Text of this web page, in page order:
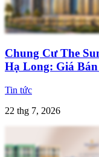
Chung Cư The
Hạ Long: Giá
Tin tức
22 thg 7, 2026